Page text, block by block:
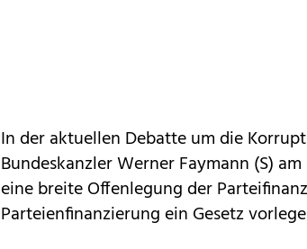
In der aktuellen Debatte um die
Bundeskanzler Werner Faymann (S)
eine breite Offenlegung der
Parteienfinanzierung ein Gesetz